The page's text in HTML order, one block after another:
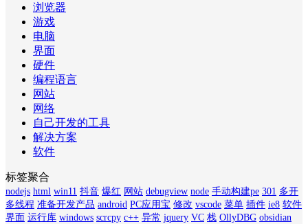
浏览器
游戏
电脑
界面
硬件
编程语言
网站
网络
自己开发的工具
解决方案
软件
标签聚合
nodejs html win11 抖音 爆红 网站 debugview node 手动构建pe 301 多开
多线程 准备开发产品 android PC应用宝 修改 vscode 菜单 插件 ie8 软件
界面 运行库 windows scrcpy c++ 异常 jquery VC 栈 OllyDBG obsidian